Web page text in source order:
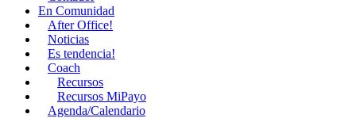
En Comunidad
After Office!
Noticias
Es tendencia!
Coach
Recursos
Recursos MiPayo
Agenda/Calendario